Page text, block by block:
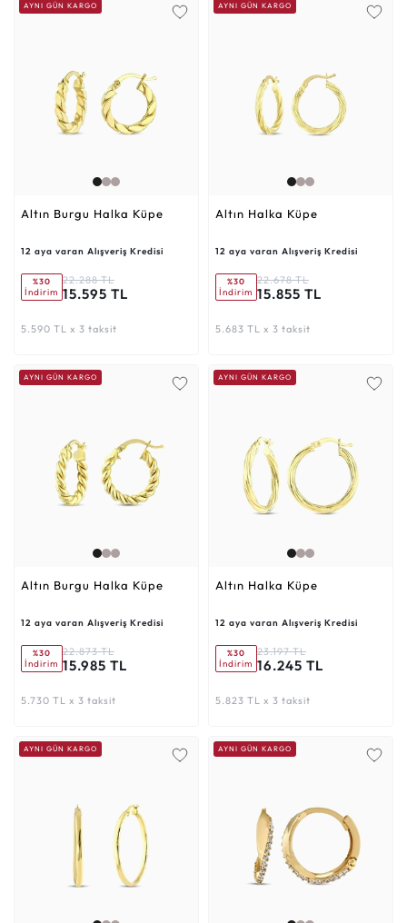
AYNI GÜN KARGO
Altın Burgu Halka Küpe
12 aya varan Alışveriş Kredisi
%30
İndirim
22.288 TL
15.595 TL
5.590 TL x 3 taksit
AYNI GÜN KARGO
Altın Halka Küpe
12 aya varan Alışveriş Kredisi
%30
İndirim
22.678 TL
15.855 TL
5.683 TL x 3 taksit
AYNI GÜN KARGO
Altın Burgu Halka Küpe
12 aya varan Alışveriş Kredisi
%30
İndirim
22.873 TL
15.985 TL
5.730 TL x 3 taksit
AYNI GÜN KARGO
Altın Halka Küpe
12 aya varan Alışveriş Kredisi
%30
İndirim
23.197 TL
16.245 TL
5.823 TL x 3 taksit
AYNI GÜN KARGO AYNI GÜN KARGO